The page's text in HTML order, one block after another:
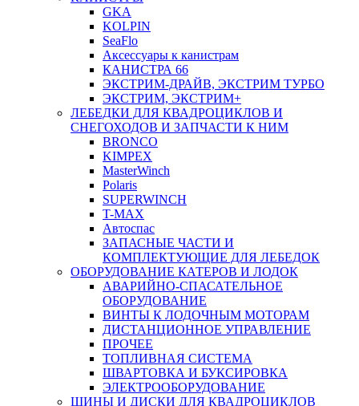
GKA
KOLPIN
SeaFlo
Аксессуары к канистрам
КАНИСТРА 66
ЭКСТРИМ-ДРАЙВ, ЭКСТРИМ ТУРБО
ЭКСТРИМ, ЭКСТРИМ+
ЛЕБЕДКИ ДЛЯ КВАДРОЦИКЛОВ И
СНЕГОХОДОВ И ЗАПЧАСТИ К НИМ
BRONCO
KIMPEX
MasterWinch
Polaris
SUPERWINCH
T-MAX
Автоспас
ЗАПАСНЫЕ ЧАСТИ И
КОМПЛЕКТУЮЩИЕ ДЛЯ ЛЕБЕДОК
ОБОРУДОВАНИЕ КАТЕРОВ И ЛОДОК
АВАРИЙНО-СПАСАТЕЛЬНОЕ
ОБОРУДОВАНИЕ
ВИНТЫ К ЛОДОЧНЫМ МОТОРАМ
ДИСТАНЦИОННОЕ УПРАВЛЕНИЕ
ПРОЧЕЕ
ТОПЛИВНАЯ СИСТЕМА
ШВАРТОВКА И БУКСИРОВКА
ЭЛЕКТРООБОРУДОВАНИЕ
ШИНЫ И ДИСКИ ДЛЯ КВАДРОЦИКЛОВ